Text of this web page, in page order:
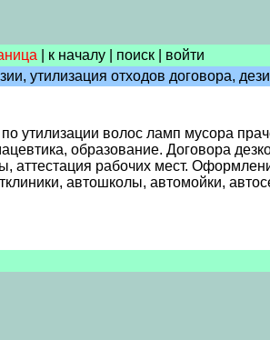
к началу поиск войти
утилизация отходов договора,
утилизации волос ламп мусора
образование. Договора
аттестация рабочих мест.
автошколы, автомойки,